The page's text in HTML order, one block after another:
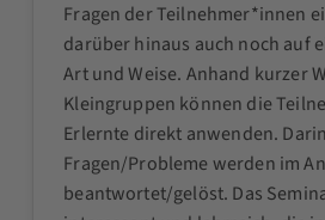
Fragen der Teilnehmer*innen
darüber hinaus auch noch auf
Art und Weise. Anhand kurzer
Kleingruppen können die
Erlernte direkt anwenden.
Fragen/Probleme werden im
beantwortet/gelöst. Das